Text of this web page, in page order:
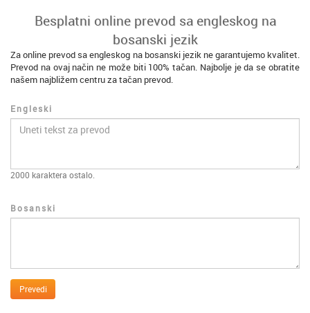
Besplatni online prevod sa engleskog na
bosanski jezik
Za online prevod sa engleskog na bosanski jezik ne garantujemo kvalitet.
Prevod na ovaj način ne može biti 100% tačan. Najbolje je da se obratite
našem najbližem centru za tačan prevod.
Engleski
2000 karaktera ostalo.
Bosanski
Prevedi